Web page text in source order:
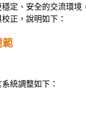
定、安全的交流環境
正，說明如下：
範
統調整如下：